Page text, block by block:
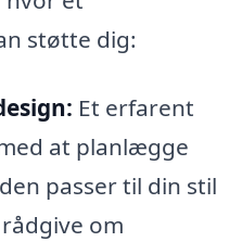
støtte dig:
Et erfarent
at planlægge
passer til din stil
om